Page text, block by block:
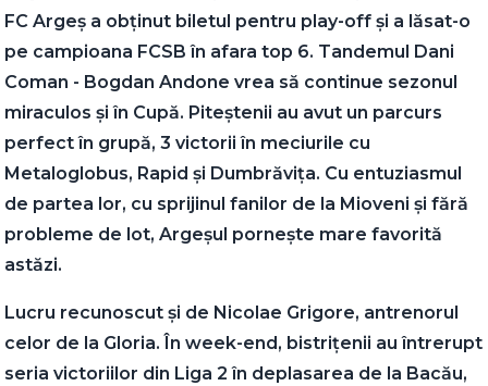
FC Argeș a obținut biletul pentru play-off și a lăsat-o
pe campioana FCSB în afara top 6. Tandemul Dani
Coman - Bogdan Andone vrea să continue sezonul
miraculos și în Cupă. Piteștenii au avut un parcurs
perfect în grupă, 3 victorii în meciurile cu
Metaloglobus, Rapid și Dumbrăvița. Cu entuziasmul
de partea lor, cu sprijinul fanilor de la Mioveni și fără
probleme de lot, Argeșul pornește mare favorită
astăzi.
Lucru recunoscut și de Nicolae Grigore, antrenorul
celor de la Gloria. În week-end, bistrițenii au întrerupt
seria victoriilor din Liga 2 în deplasarea de la Bacău,